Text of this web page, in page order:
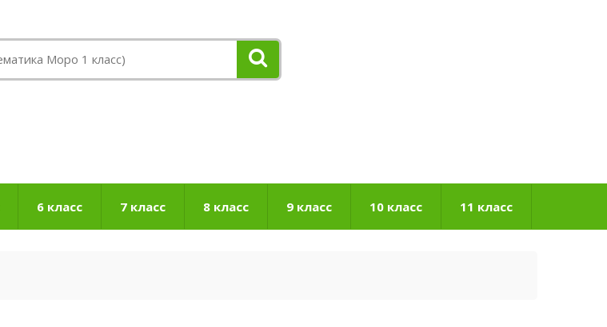
6 класс 7 класс 8 класс 9 класс 10 класс 11 класс